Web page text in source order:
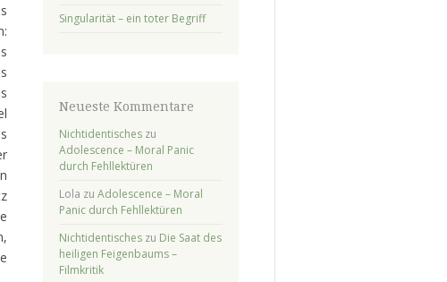
Singularität – ein toter Begriff
Neueste Kommentare
Nichtidentischeszu
Adolescence – Moral Panic
durch Fehllektüren
Lola zu Adolescence – Moral
Panic durch Fehllektüren
Nichtidentischeszu Die Saat des
heiligen Feigenbaums –
Filmkritik